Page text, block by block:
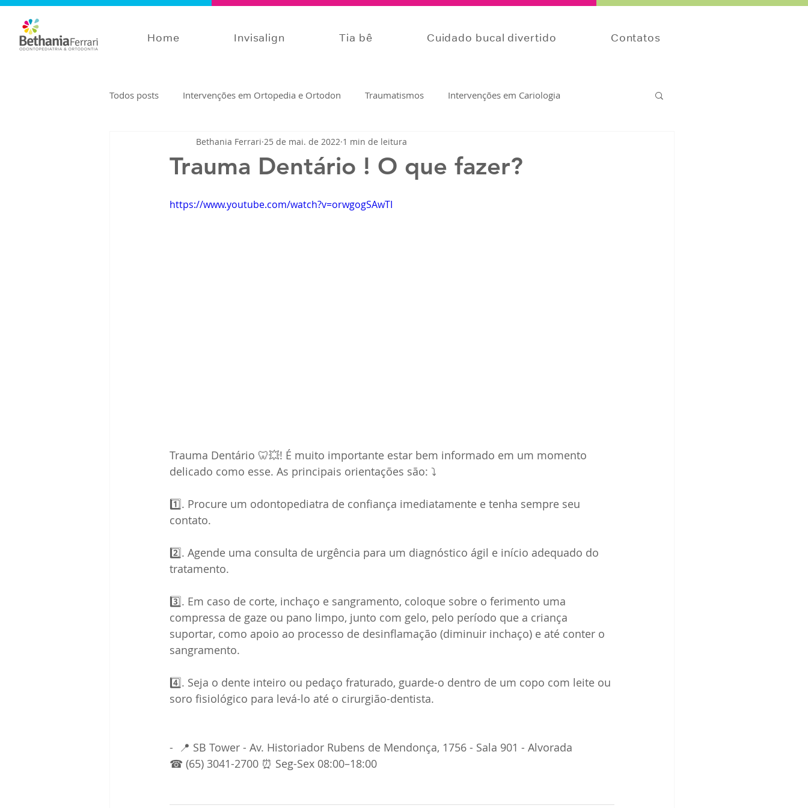
Home Invisalign Tia bê Cuidado bucal divertido Contatos
Todos posts Intervenções em Ortopedia e Ortodon Traumatismos Intervenções em Cariologia
Crescimento e Desenvolvimento Prevenção Relacionamento
Trauma Dentário ! O que fazer?
Bethania Ferrari 25 de mai. de 2022 1 min de leitura
https://www.youtube.com/watch?v=orwgogSAwTI
Trauma Dentário 🦷💥! É muito importante estar bem informado em um momento
delicado como esse. As principais orientações são: ⤵️
1️⃣. Procure um odontopediatra de confiança imediatamente e tenha sempre seu
contato.
2️⃣. Agende uma consulta de urgência para um diagnóstico ágil e início adequado do
tratamento.
3️⃣. Em caso de corte, inchaço e sangramento, coloque sobre o ferimento uma
compressa de gaze ou pano limpo, junto com gelo, pelo período que a criança
suportar, como apoio ao processo de desinflamação (diminuir inchaço) e até conter o
sangramento.
4️⃣. Seja o dente inteiro ou pedaço fraturado, guarde-o dentro de um copo com leite ou
soro fisiológico para levá-lo até o cirurgião-dentista.
-  📍 SB Tower - Av. Historiador Rubens de Mendonça, 1756 - Sala 901 - Alvorada
☎ (65) 3041-2700 ⏰ Seg-Sex 08:00–18:00